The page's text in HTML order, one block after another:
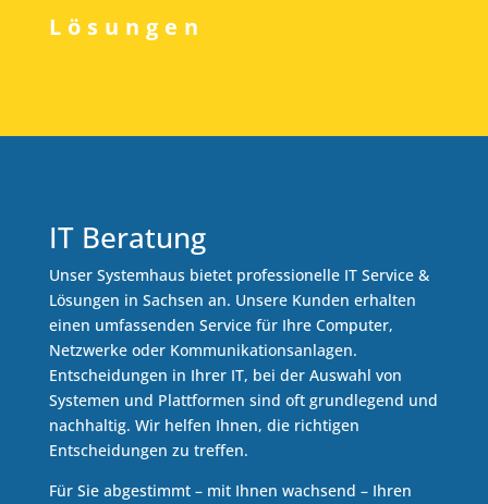
Lösungen
IT Beratung
Unser Systemhaus bietet professionelle IT Service &
Lösungen in Sachsen an. Unsere Kunden erhalten
einen umfassenden Service für Ihre Computer,
Netzwerke oder Kommunikationsanlagen.
Entscheidungen in Ihrer IT, bei der Auswahl von
Systemen und Plattformen sind oft grundlegend und
nachhaltig. Wir helfen Ihnen, die richtigen
Entscheidungen zu treffen.
Für Sie abgestimmt – mit Ihnen wachsend – Ihren